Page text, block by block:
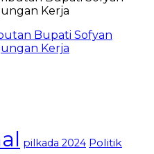
Bupati Sofyan
Kerja
pilkada 2024 Politik